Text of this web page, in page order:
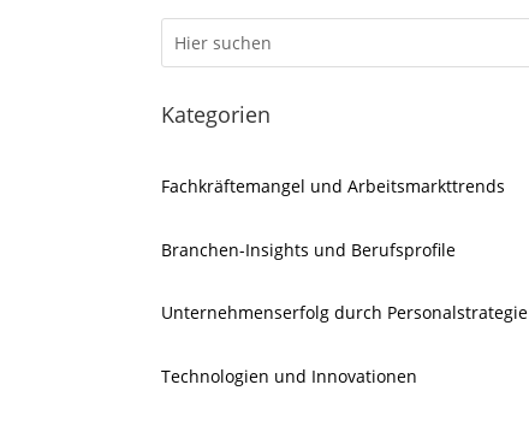
Kategorien
Fachkräftemangel und Arbeitsmarkttrends
Branchen-Insights und Berufsprofile
Unternehmenserfolg durch Personalstrategie
Technologien und Innovationen